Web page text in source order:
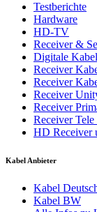
Testberichte
Hardware
HD-TV
Receiver &
Digitale
Receiver
Receiver
Receiver
Receiver
Receiver
HD Receiver
Kabel Anbieter
Kabel
Kabel BW